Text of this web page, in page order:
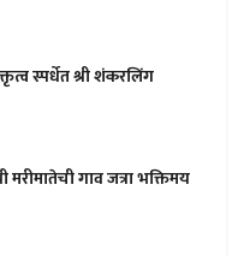
स्पर्धेत श्री शंकरलिंग
मरीमातेची गाव जत्रा भक्तिमय